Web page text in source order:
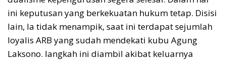
ini keputusan yang berkekuatan hukum tetap. Disisi
lain, Ia tidak menampik, saat ini terdapat sejumlah
loyalis ARB yang sudah mendekati kubu Agung
Laksono. langkah ini diambil akibat keluarnya